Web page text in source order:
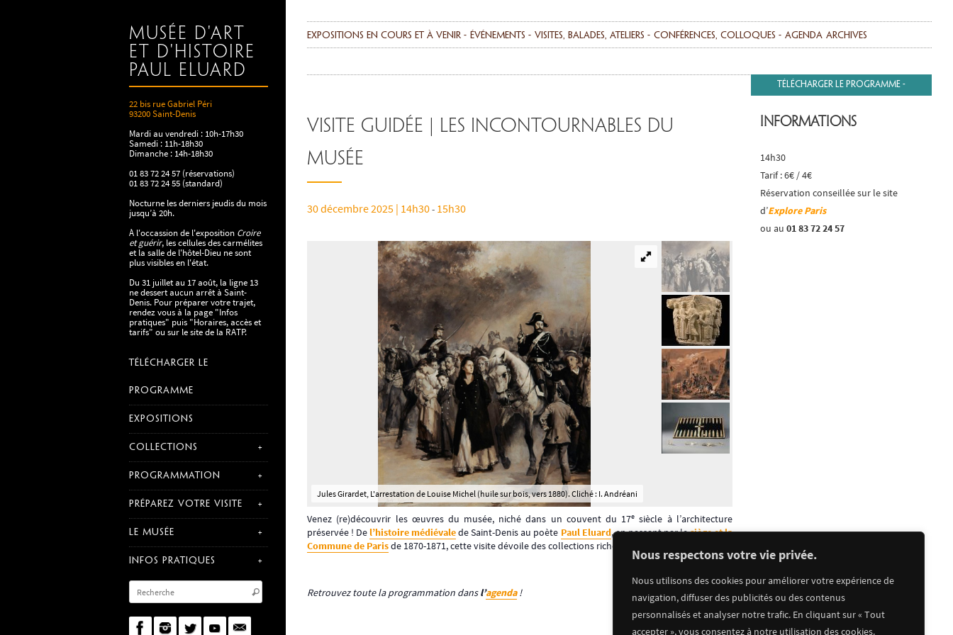
Nous respectons votre vie privée.
Nous utilisons des cookies pour améliorer votre expérience de
navigation, diffuser des publicités ou des contenus
personnalisés et analyser notre trafic. En cliquant sur « Tout
accepter », vous consentez à notre utilisation des cookies.
Musée d'art
et d'histoire
Paul Eluard
22 bis rue Gabriel Péri
93200 Saint-Denis
Mardi au vendredi : 10h-17h30
Samedi : 11h-18h30
Dimanche : 14h-18h30
01 83 72 24 57 (réservations)
01 83 72 24 55 (standard)
Nocturne les derniers jeudis du mois
jusqu’à 20h.
À l'occassion de l'exposition Croire
et guérir, les cellules des carmélites
et la salle de l'hôtel-Dieu ne sont
plus visibles en l'état.
Du 31 juillet au 17 août, la ligne 13
ne dessert aucun arrêt à Saint-
Denis. Pour préparer votre trajet,
rendez vous à la page "Infos
pratiques" puis "Horaires, accès et
tarifs" ou sur le site de la RATP.
TÉLÉCHARGER LE
PROGRAMME
EXPOSITIONS
COLLECTIONS
PROGRAMMATION
PRÉPAREZ VOTRE VISITE
LE MUSÉE
INFOS PRATIQUES
Expositions en cours et à venir événements Visites, balades, ateliers Conférences, colloques
Télécharger le programme
agenda Archives
Visite guidée | Les incontournables du
musée
30 décembre 2025 | 14h30- 15h30
Jules Girardet, L'arrestation de Louise Michel (huile sur bois, vers 1880). Cliché : I. Andréani
Venez (re)découvrir les œuvres du musée, niché dans un couvent du 17e siècle à l’architecture
préservée ! Del’histoire médiévalede Saint-Denis au poète Paul Eluard, en passant par lesiège et la
Commune de Parisde 1870-1871, cette visite dévoile des collections riches et insoupçonnées.
Retrouvez toute la programmation dansl’agenda!
Informations
14h30
Tarif : 6€ / 4€
Réservation conseillée sur le site
d’Explore Paris
ou au01 83 72 24 57